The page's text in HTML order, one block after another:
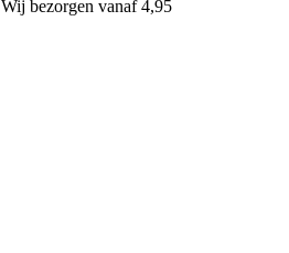
Wij bezorgen vanaf 4,95